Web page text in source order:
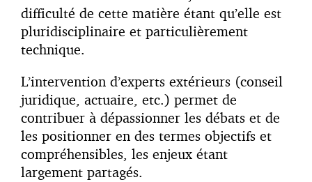
difficulté de cette matière étant qu’elle est
pluridisciplinaire et particulièrement
technique.
L’intervention d’experts extérieurs (conseil
juridique, actuaire, etc.) permet de
contribuer à dépassionner les débats et de
les positionner en des termes objectifs et
compréhensibles, les enjeux étant
largement partagés.